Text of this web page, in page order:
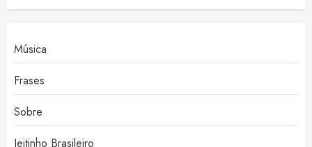
Música
Frases
Sobre
Jeitinho Brasileiro